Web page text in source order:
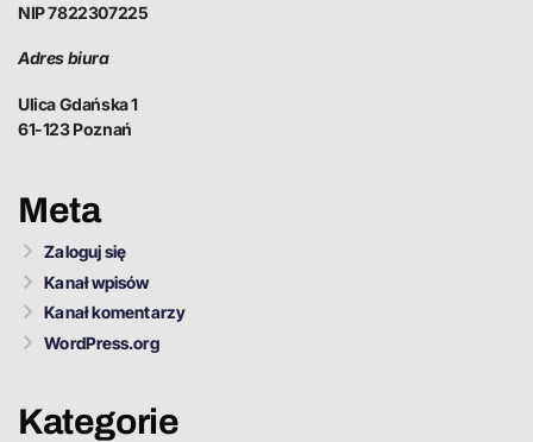
NIP 7822307225
Adres biura
Ulica Gdańska 1
61-123 Poznań
Meta
Zaloguj się
Kanał wpisów
Kanał komentarzy
WordPress.org
Kategorie